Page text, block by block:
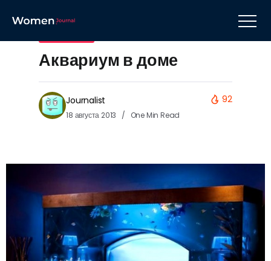
Аквариум в доме
Journalist
18 августа 2013 One Min Read
92